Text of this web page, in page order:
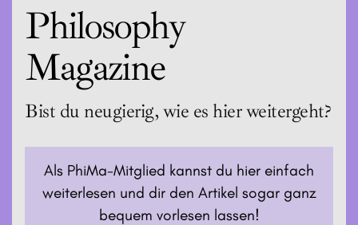
Philosophy
Magazine
Bist du neugierig, wie es hier weitergeht?
Als PhiMa-Mitglied kannst du hier einfach
weiterlesen und dir den Artikel sogar ganz
bequem vorlesen lassen!